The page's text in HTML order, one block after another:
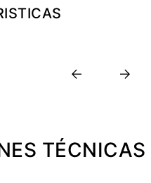
Previous Next
TÉCNICAS